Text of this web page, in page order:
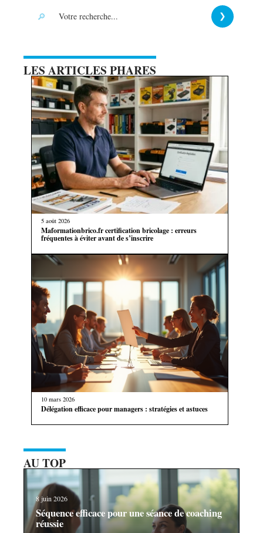
LES ARTICLES PHARES
5 août 2026
Maformationbrico.fr certification bricolage : erreurs
fréquentes à éviter avant de s’inscrire
10 mars 2026
Délégation efficace pour managers : stratégies et astuces
AU TOP
8 juin 2026
Séquence efficace pour une séance de coaching
réussie